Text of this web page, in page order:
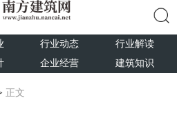
行业动态
行业解读
企业经营 建筑知识
正文